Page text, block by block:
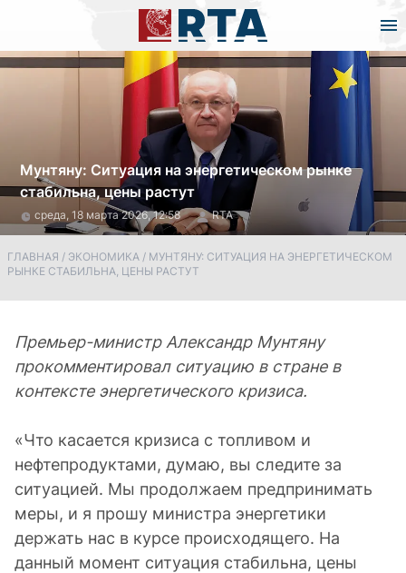
Мунтяну: Ситуация на энергетическом рынке
стабильна, цены растут
среда, 18 марта 2026, 12:58 RTA
ГЛАВНАЯ / ЭКОНОМИКА / МУНТЯНУ: СИТУАЦИЯ НА ЭНЕРГЕТИЧЕСКОМ
РЫНКЕ СТАБИЛЬНА, ЦЕНЫ РАСТУТ
Премьер-министр Александр Мунтяну
прокомментировал ситуацию в стране в
контексте энергетического кризиса.
«Что касается кризиса с топливом и
нефтепродуктами, думаю, вы следите за
ситуацией. Мы продолжаем предпринимать
меры, и я прошу министра энергетики
держать нас в курсе происходящего. На
данный момент ситуация стабильна, цены